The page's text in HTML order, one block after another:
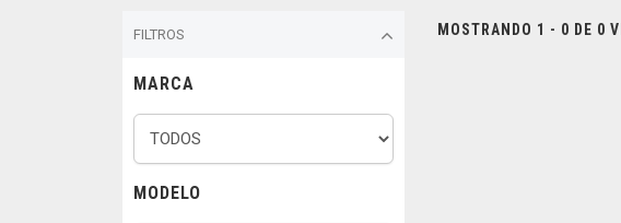
FILTROS
MARCA
MODELO
MOSTRANDO 1 - 0 DE 0